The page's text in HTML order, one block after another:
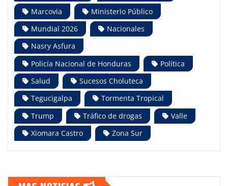
Marcovia
Ministerio Público
Mundial 2026
Nacionales
Nasry Asfura
Policía Nacional de Honduras
Política
Salud
Sucesos Choluteca
Tegucigalpa
Tormenta Tropical
Trump
Tráfico de drogas
Valle
Xiomara Castro
Zona Sur